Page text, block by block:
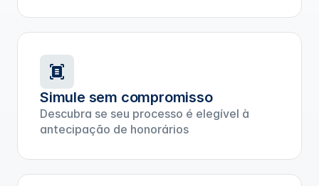
Simule sem compromisso
Descubra se seu processo é elegível à
antecipação de honorários